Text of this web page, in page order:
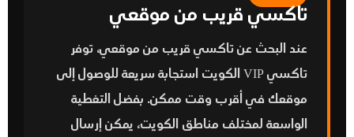
تاكسي قريب من موقعي
عند البحث عنتاكسي قريب من موقعي، توفر
تاكسي VIP الكويت استجابة سريعة للوصول إلى
موقعك في أقرب وقت ممكن. بفضل التغطية
الواسعة لمختلف مناطق الكويت، يمكن إرسال